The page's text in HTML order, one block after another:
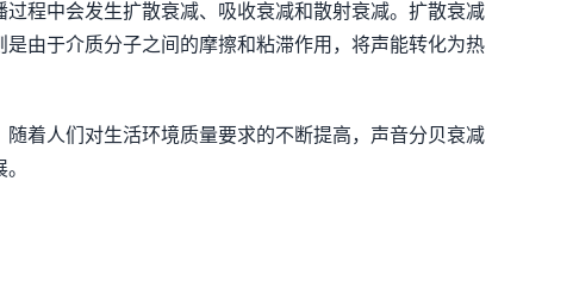
程中会发生扩散衰减、吸收衰减和散射衰减。扩散衰减
由于介质分子之间的摩擦和粘滞作用，将声能转化为热
着人们对生活环境质量要求的不断提高，声音分贝衰减